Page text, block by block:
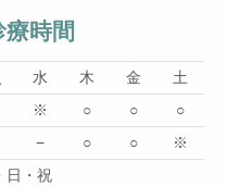
時間
水 木 金
土
※ ○ ○
○
− ○ ○
※
日・祝